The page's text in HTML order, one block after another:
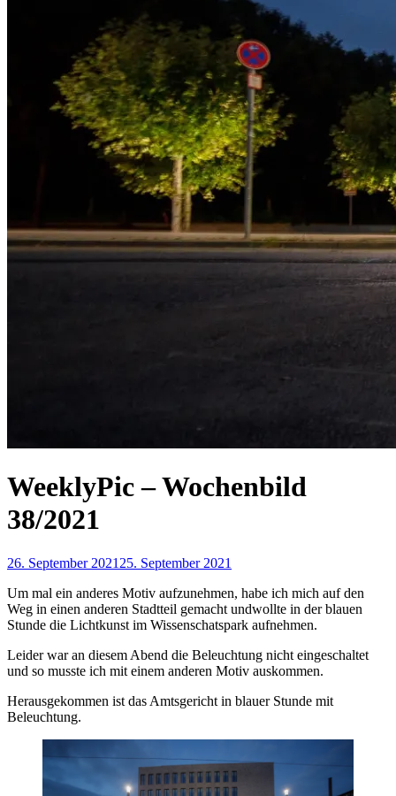
WeeklyPic – Wochenbild
38/2021
26. September 2021 25. September 2021
Um mal ein anderes Motiv aufzunehmen, habe ich mich auf den
Weg in einen anderen Stadtteil gemacht undwollte in der blauen
Stunde die Lichtkunst im Wissenschatspark aufnehmen.
Leider war an diesem Abend die Beleuchtung nicht eingeschaltet
und so musste ich mit einem anderen Motiv auskommen.
Herausgekommen ist das Amtsgericht in blauer Stunde mit
Beleuchtung.